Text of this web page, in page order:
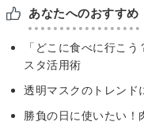
あなたへのおすすめ
「どこに食べに行こ
スタ活用術
透明マスクのトレン
勝負の日に使いたい！